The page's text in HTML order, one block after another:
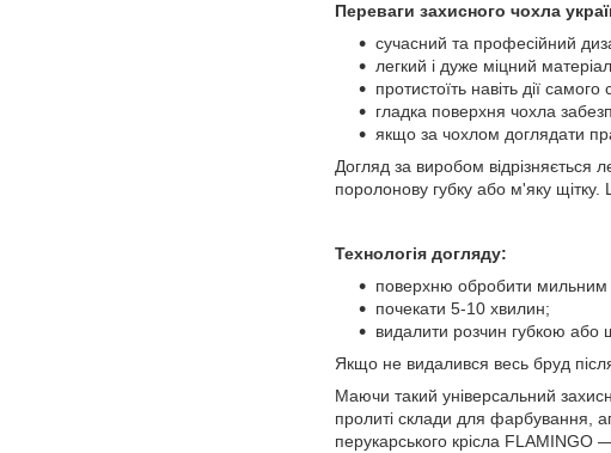
Переваги захисного чохла
сучасний та професійний
легкий і дуже міцний
протистоїть навіть дії
гладка поверхня чохла
якщо за чохлом доглядати
Догляд за виробом відрізняється
поролонову губку або м'яку
Технологія догляду:
поверхню обробити мильним
почекати 5-10 хвилин;
видалити розчин губкою або
Якщо не видалився весь бруд
Маючи такий універсальний
пролиті склади для фарбування,
перукарського крісла FLAMINGO